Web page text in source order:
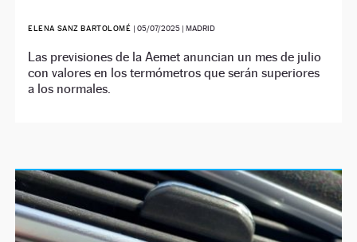
ELENA SANZ BARTOLOMÉ | 05/07/2025| MADRID
Las previsiones de la Aemet anuncian un mes de julio
con valores en los termómetros que serán superiores
a los normales.